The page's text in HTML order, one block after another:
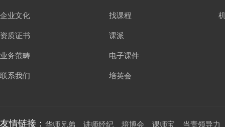
企业文化
资质证书
业务范畴
联系我们
找课程
课派
电子课件
培英会
友情链接： 华师兄弟 讲师经纪 培博会 课师宝 当责领导力